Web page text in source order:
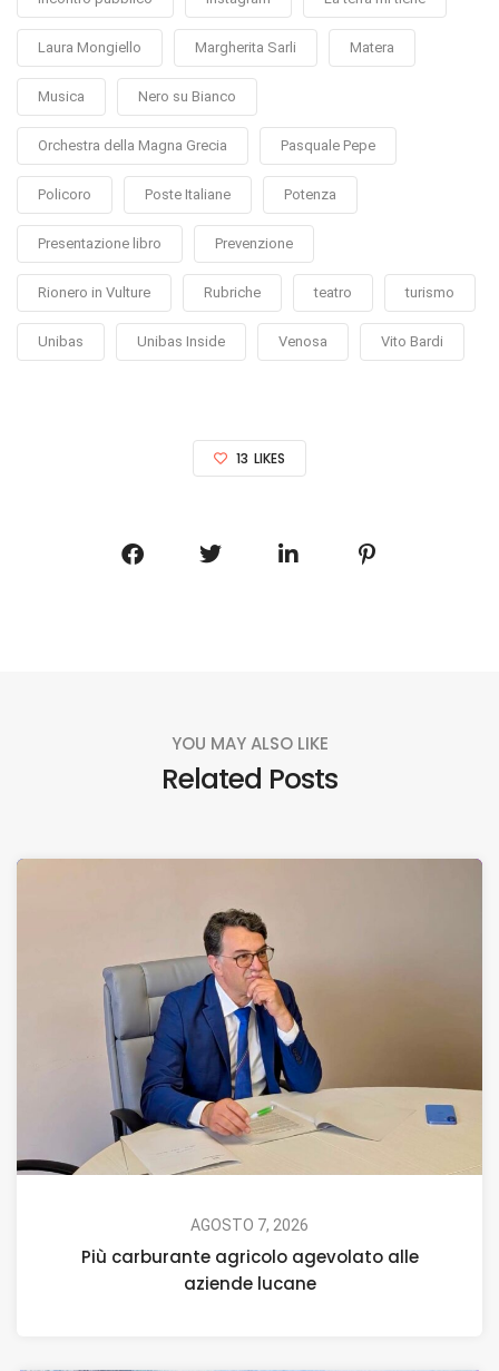
Laura Mongiello Margherita Sarli Matera
Musica Nero su Bianco
Orchestra della Magna Grecia Pasquale Pepe
Policoro Poste Italiane Potenza
Presentazione libro Prevenzione
Rionero in Vulture Rubriche teatro turismo
Unibas Unibas Inside Venosa Vito Bardi
13 LIKES
YOU MAY ALSO LIKE
Related Posts
AGOSTO 7, 2026
Più carburante agricolo agevolato alle
aziende lucane